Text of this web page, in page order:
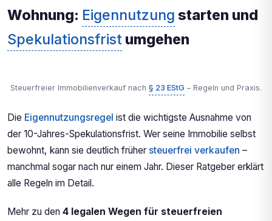
Wohnung: Eigennutzung starten und
Spekulationsfrist umgehen
Steuerfreier Immobilienverkauf nach § 23 EStG – Regeln und Praxis.
Die Eigennutzungsregel ist die wichtigste Ausnahme von
der 10-Jahres-Spekulationsfrist. Wer seine Immobilie selbst
bewohnt, kann sie deutlich früher steuerfrei verkaufen –
manchmal sogar nach nur einem Jahr. Dieser Ratgeber erklärt
alle Regeln im Detail.
Mehr zu den 4 legalen Wegen für steuerfreien